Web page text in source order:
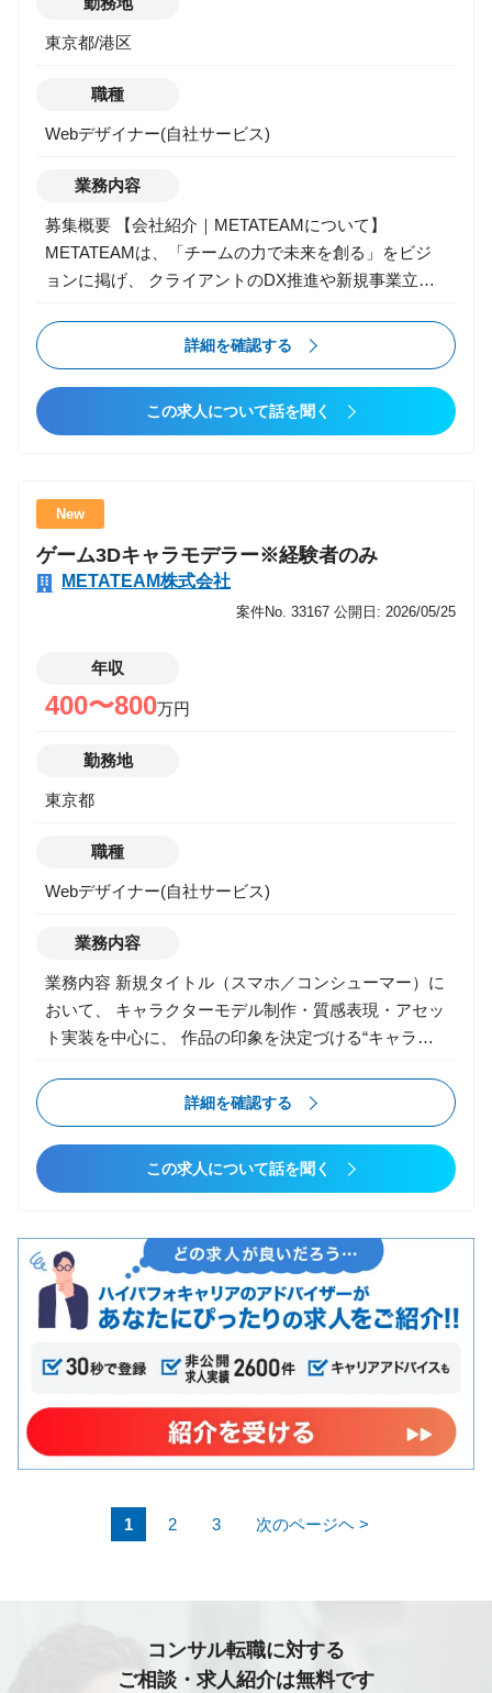
ト、サウンド、企画）との連携と仕様策定 ・新規タイ
トルのプロトタイプ制作、検証 ・企画・技術提案、ク
東京都/港区
職種
Webデザイナー(自社サービス)
業務内容
募集概要 【会社紹介｜METATEAMについて】
METATEAMは、「チームの力で未来を創る」をビジ
ョンに掲げ、 クライアントのDX推進や新規事業立ち
ァームです。現在、“エンタメ事業部”として、ゲー
ム・IP・デジタルコンテンツ領域に特化した開発支
援・制作体制構築・人材プロデュース事業を展開。 コ
ンシューマーからモバイル、VR、IPビジネスまで、幅
事業部では、単なる開発支援にとどまらず、 「クリエ
イターが本来の力を最大化できるチーム」を目指して
います。 今後は、 ・ハイエンドタイトル開発支援 ・
IPを活用したコンテンツ開発 ・AI／デジタルツインを
活用した新規事業創出 など、エンタメ×テクノロジー
発の先”に広がる可能性を、一緒に形にしていきません
か？ この仕事で得られるもの ・コンシューマー／大
型IPタイトルなどのハイエンド開発現場に参画できる
・新規事業部の立ち上げメンバーとして、事業成長に
直接関わる ・将来的に開発チームリーダー／プロデュ
ーサーなどへのキャリア拡張も可能 ・エンタメ領域の
得られる 業務内容 ご経験・志向に応じて、以下のよ
うなアート×技術の橋渡し業務を担当していただきま
Unity を用いたアセット実装・最適化 マテリアル／シ
調整 キャラクター・背景・エフェクトの描画負荷最適
化 リグ／スキニング／アニメーションBPの技術支援
DCCツール（Maya / Blender / Houdini 等）との連携ワ
ークフロー構築 アーティスト向けツール／自動化スク
リプトの設計・開発 エンジニア・アーティスト間の技
術的調整・課題解決 アセット管理ルール・制作フロー
詳細を確認する
この求人について話を聞く
New
ゲーム3Dキャラモデラー※経験者のみ
METATEAM株式会社
案件No. 33167 公開日: 2026/05/25
年収
400〜800万円
勤務地
東京都
職種
Webデザイナー(自社サービス)
業務内容
業務内容 新規タイトル（スマホ／コンシューマー）に
おいて、 キャラクターモデル制作・質感表現・アセッ
ト実装を中心に、 作品の印象を決定づける“キャラづ
ー・アニメーター・エンジニアと密に連携し、 世界観
に沿ったビジュアルクオリティの追求に取り組んでい
ただきます。 【主な業務】 ▼ キャラクターモデリン
グ キャラクター、NPC、モンスターのモデリング ス
毛流れ表現（必要に応じて） PBRベースでのマテリア
ル制作 顔／表情の設計補助（アニメーション部門との
連携） ▼ リギング／セットアップ（担当できる範囲
修正、最適化 武器・装備の取付／挙動確認 ▼ 実装／
ゴン最適化 UV展開、テクスチャ最適化 モバイル／ハ
イエンド双方の制約を意識したモデル制作 ▼ 上流工
落とし込み コンセプトアートからの3D化提案 アート
ディレクターとの方向性すり合わせ 外注管理（品質管
詳細を確認する
この求人について話を聞く
1 2 3 次のページヘ >
コンサル転職に対する
ご相談・求人紹介は無料です